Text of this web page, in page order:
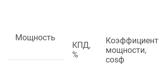
Мощность
КПД,
%
Коэффициент
мощности,
cosф